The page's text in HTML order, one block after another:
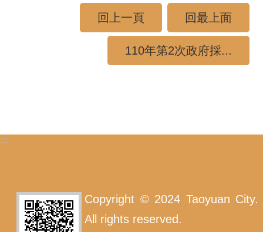
回上一頁
回最上面
110年第2次政府採...
:::
Copyright © 2024 Taoyuan City.
All rights reserved.